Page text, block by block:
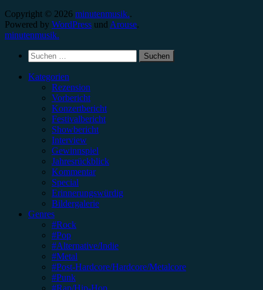
Copyright © 2026 minutenmusik..
Powered by WordPress und Arouse.
minutenmusik.
Suchen
nach:
Kategorien
Rezension
Vorbericht
Konzertbericht
Festivalbericht
Showbericht
Interview
Gewinnspiel
Jahresrückblick
Kommentar
Special
Erinnerungswürdig
Bildergalerie
Genres
#Rock
#Pop
#Alternative/Indie
#Metal
#Post-Hardcore/Hardcore/Metalcore
#Punk